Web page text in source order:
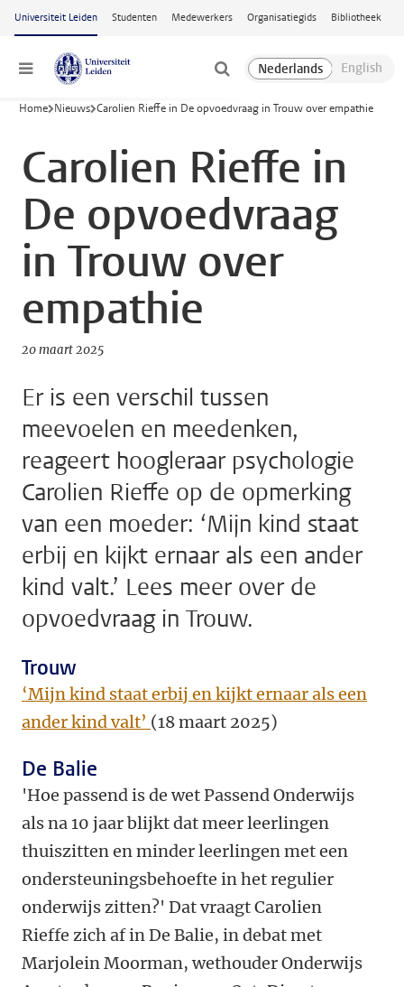
Ga naar hoofdinhoud
Universiteit Leiden Studenten Medewerkers Organisatiegids Bibliotheek
Menu
Home Nieuws Carolien Rieffe in De opvoedvraag in Trouw over empathie
Carolien Rieffe in
De opvoedvraag
in Trouw over
empathie
20 maart 2025
Er is een verschil tussen
meevoelen en meedenken,
reageert hoogleraar psychologie
Carolien Rieffe op de opmerking
van een moeder: ‘Mijn kind staat
erbij en kijkt ernaar als een ander
kind valt.’ Lees meer over de
opvoedvraag in Trouw.
Trouw
‘Mijn kind staat erbij en kijkt ernaar als een
ander kind valt’ (18 maart 2025)
De Balie
'Hoe passend is de wet Passend Onderwijs
als na 10 jaar blijkt dat meer leerlingen
thuiszitten en minder leerlingen met een
ondersteuningsbehoefte in het regulier
onderwijs zitten?' Dat vraagt Carolien
Rieffe zich af in De Balie, in debat met
Marjolein Moorman, wethouder Onderwijs